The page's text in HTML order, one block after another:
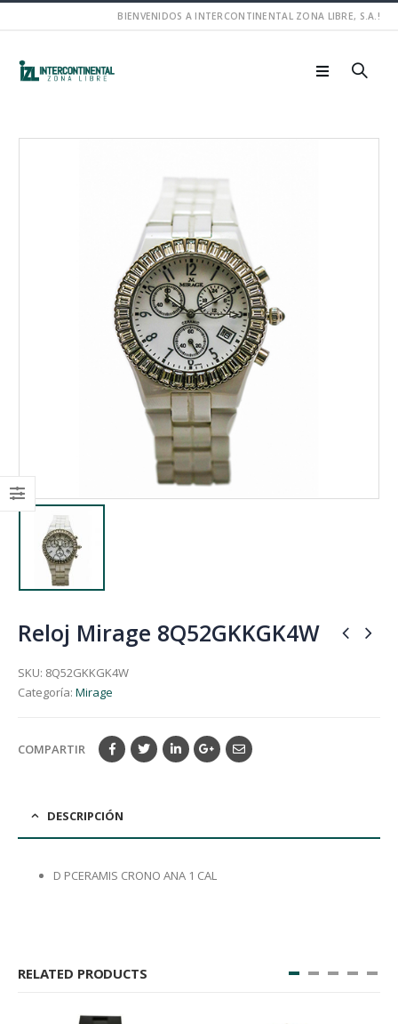
BIENVENIDOS A INTERCONTINENTAL ZONA LIBRE, S.A.!
Reloj Mirage 8Q52GKKGK4W
SKU: 8Q52GKKGK4W
Categoría: Mirage
COMPARTIR
DESCRIPCIÓN
D PCERAMIS CRONO ANA 1 CAL
RELATED PRODUCTS